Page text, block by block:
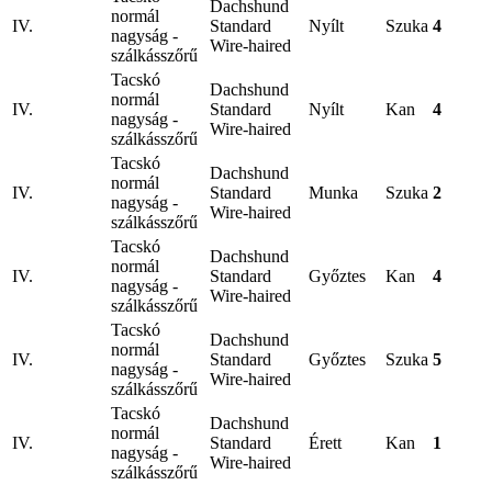
IV.
normál
nagyság -
szálkásszőrű
Dachshund
Standard
Wire-haired
Nyílt Szuka 4
IV.
Tacskó
normál
nagyság -
szálkásszőrű
Dachshund
Standard
Wire-haired
Nyílt Kan 4
IV.
Tacskó
normál
nagyság -
szálkásszőrű
Dachshund
Standard
Wire-haired
Munka Szuka 2
IV.
Tacskó
normál
nagyság -
szálkásszőrű
Dachshund
Standard
Wire-haired
Győztes Kan 4
IV.
Tacskó
normál
nagyság -
szálkásszőrű
Dachshund
Standard
Wire-haired
Győztes Szuka 5
IV.
Tacskó
normál
nagyság -
szálkásszőrű
Dachshund
Standard
Wire-haired
Érett Kan 1